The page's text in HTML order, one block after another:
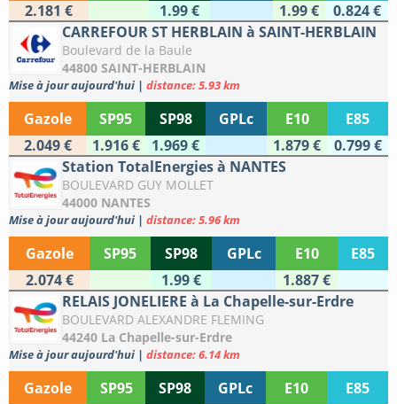
2.181 €
1.99 € 1.99 €
0.824 €
CARREFOUR ST HERBLAIN à SAINT-HERBLAIN
Boulevard de la Baule
44800 SAINT-HERBLAIN
Mise à jour aujourd'hui | distance: 5.93 km
Gazole SP95 SP98 GPLc E10
E85
2.049 €
1.916 € 1.969 € 1.879 €
0.799 €
Station TotalEnergies à NANTES
BOULEVARD GUY MOLLET
44000 NANTES
Mise à jour aujourd'hui | distance: 5.96 km
Gazole SP95 SP98 GPLc E10
E85
2.074 €
1.99 €
1.887 €
RELAIS JONELIERE à La Chapelle-sur-Erdre
BOULEVARD ALEXANDRE FLEMING
44240 La Chapelle-sur-Erdre
Mise à jour aujourd'hui | distance: 6.14 km
Gazole SP95 SP98 GPLc E10
E85